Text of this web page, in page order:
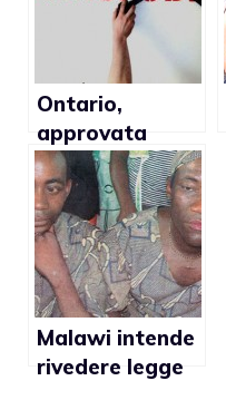
Ontario,
approvata
legge contro
omofobia
Malawi intende
rivedere legge